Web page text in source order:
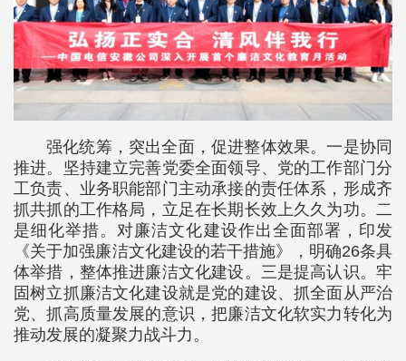
强化统筹，突出全面，促进整体效果。一是协同
推进。坚持建立完善党委全面领导、党的工作部门分
工负责、业务职能部门主动承接的责任体系，形成齐
抓共抓的工作格局，立足在长期长效上久久为功。二
是细化举措。对廉洁文化建设作出全面部署，印发
《关于加强廉洁文化建设的若干措施》，明确26条具
体举措，整体推进廉洁文化建设。三是提高认识。牢
固树立抓廉洁文化建设就是党的建设、抓全面从严治
党、抓高质量发展的意识，把廉洁文化软实力转化为
推动发展的凝聚力战斗力。